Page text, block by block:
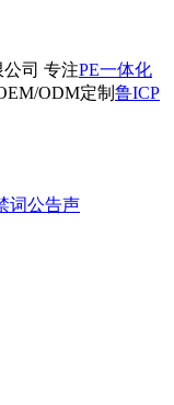
公司 专注PE一体化
ODM定制 鲁ICP
词公告声